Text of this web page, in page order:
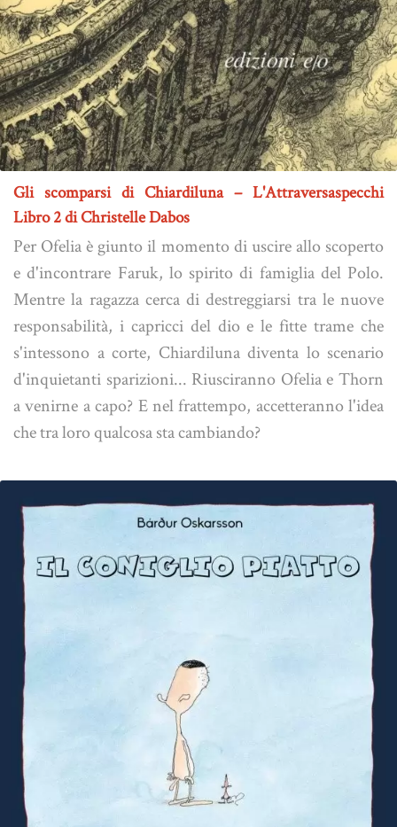
Gli scomparsi di Chiardiluna – L'Attraversaspecchi
Libro 2 di Christelle Dabos
Per Ofelia è giunto il momento di uscire allo scoperto
e d'incontrare Faruk, lo spirito di famiglia del Polo.
Mentre la ragazza cerca di destreggiarsi tra le nuove
responsabilità, i capricci del dio e le fitte trame che
s'intessono a corte, Chiardiluna diventa lo scenario
d'inquietanti sparizioni... Riusciranno Ofelia e Thorn
a venirne a capo? E nel frattempo, accetteranno l'idea
che tra loro qualcosa sta cambiando?